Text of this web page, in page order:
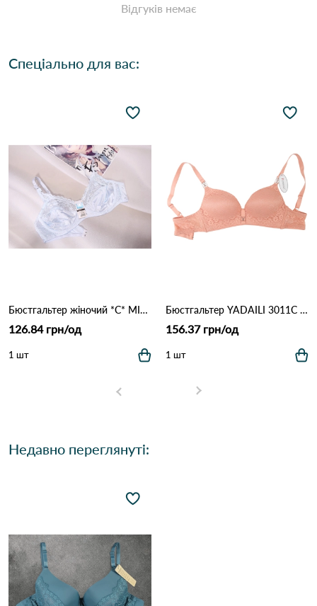
Відгуків немає
Спеціально для вас:
Бюстгальтер жіночий *C* MIS AITOR 8016 3.3 Білий
126.84 грн/од
1 шт
Бюстгальтер YADAILI 3011С 2,2 Персиковий
156.37 грн/од
1 шт
Недавно переглянуті: